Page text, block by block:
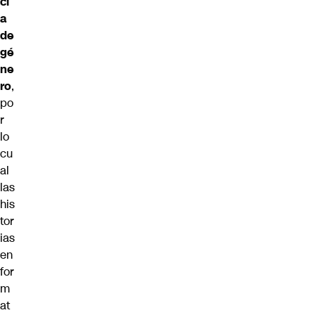
a
de
gé
ne
ro,
po
r
lo
cu
al
las
his
tor
ias
en
for
m
at